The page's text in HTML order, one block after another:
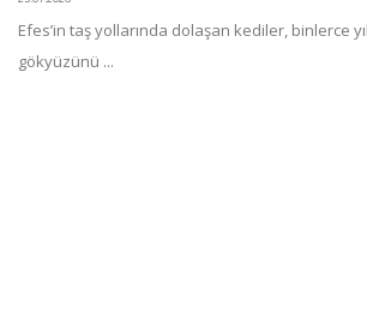
Efes’in taş yollarında dolaşan kediler, binlerce
gökyüzünü ...